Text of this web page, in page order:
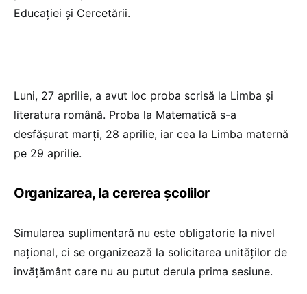
Educației și Cercetării.
Luni, 27 aprilie, a avut loc proba scrisă la Limba și
literatura română. Proba la Matematică s-a
desfășurat marți, 28 aprilie, iar cea la Limba maternă
pe 29 aprilie.
Organizarea, la cererea școlilor
Simularea suplimentară nu este obligatorie la nivel
național, ci se organizează la solicitarea unităților de
învățământ care nu au putut derula prima sesiune.